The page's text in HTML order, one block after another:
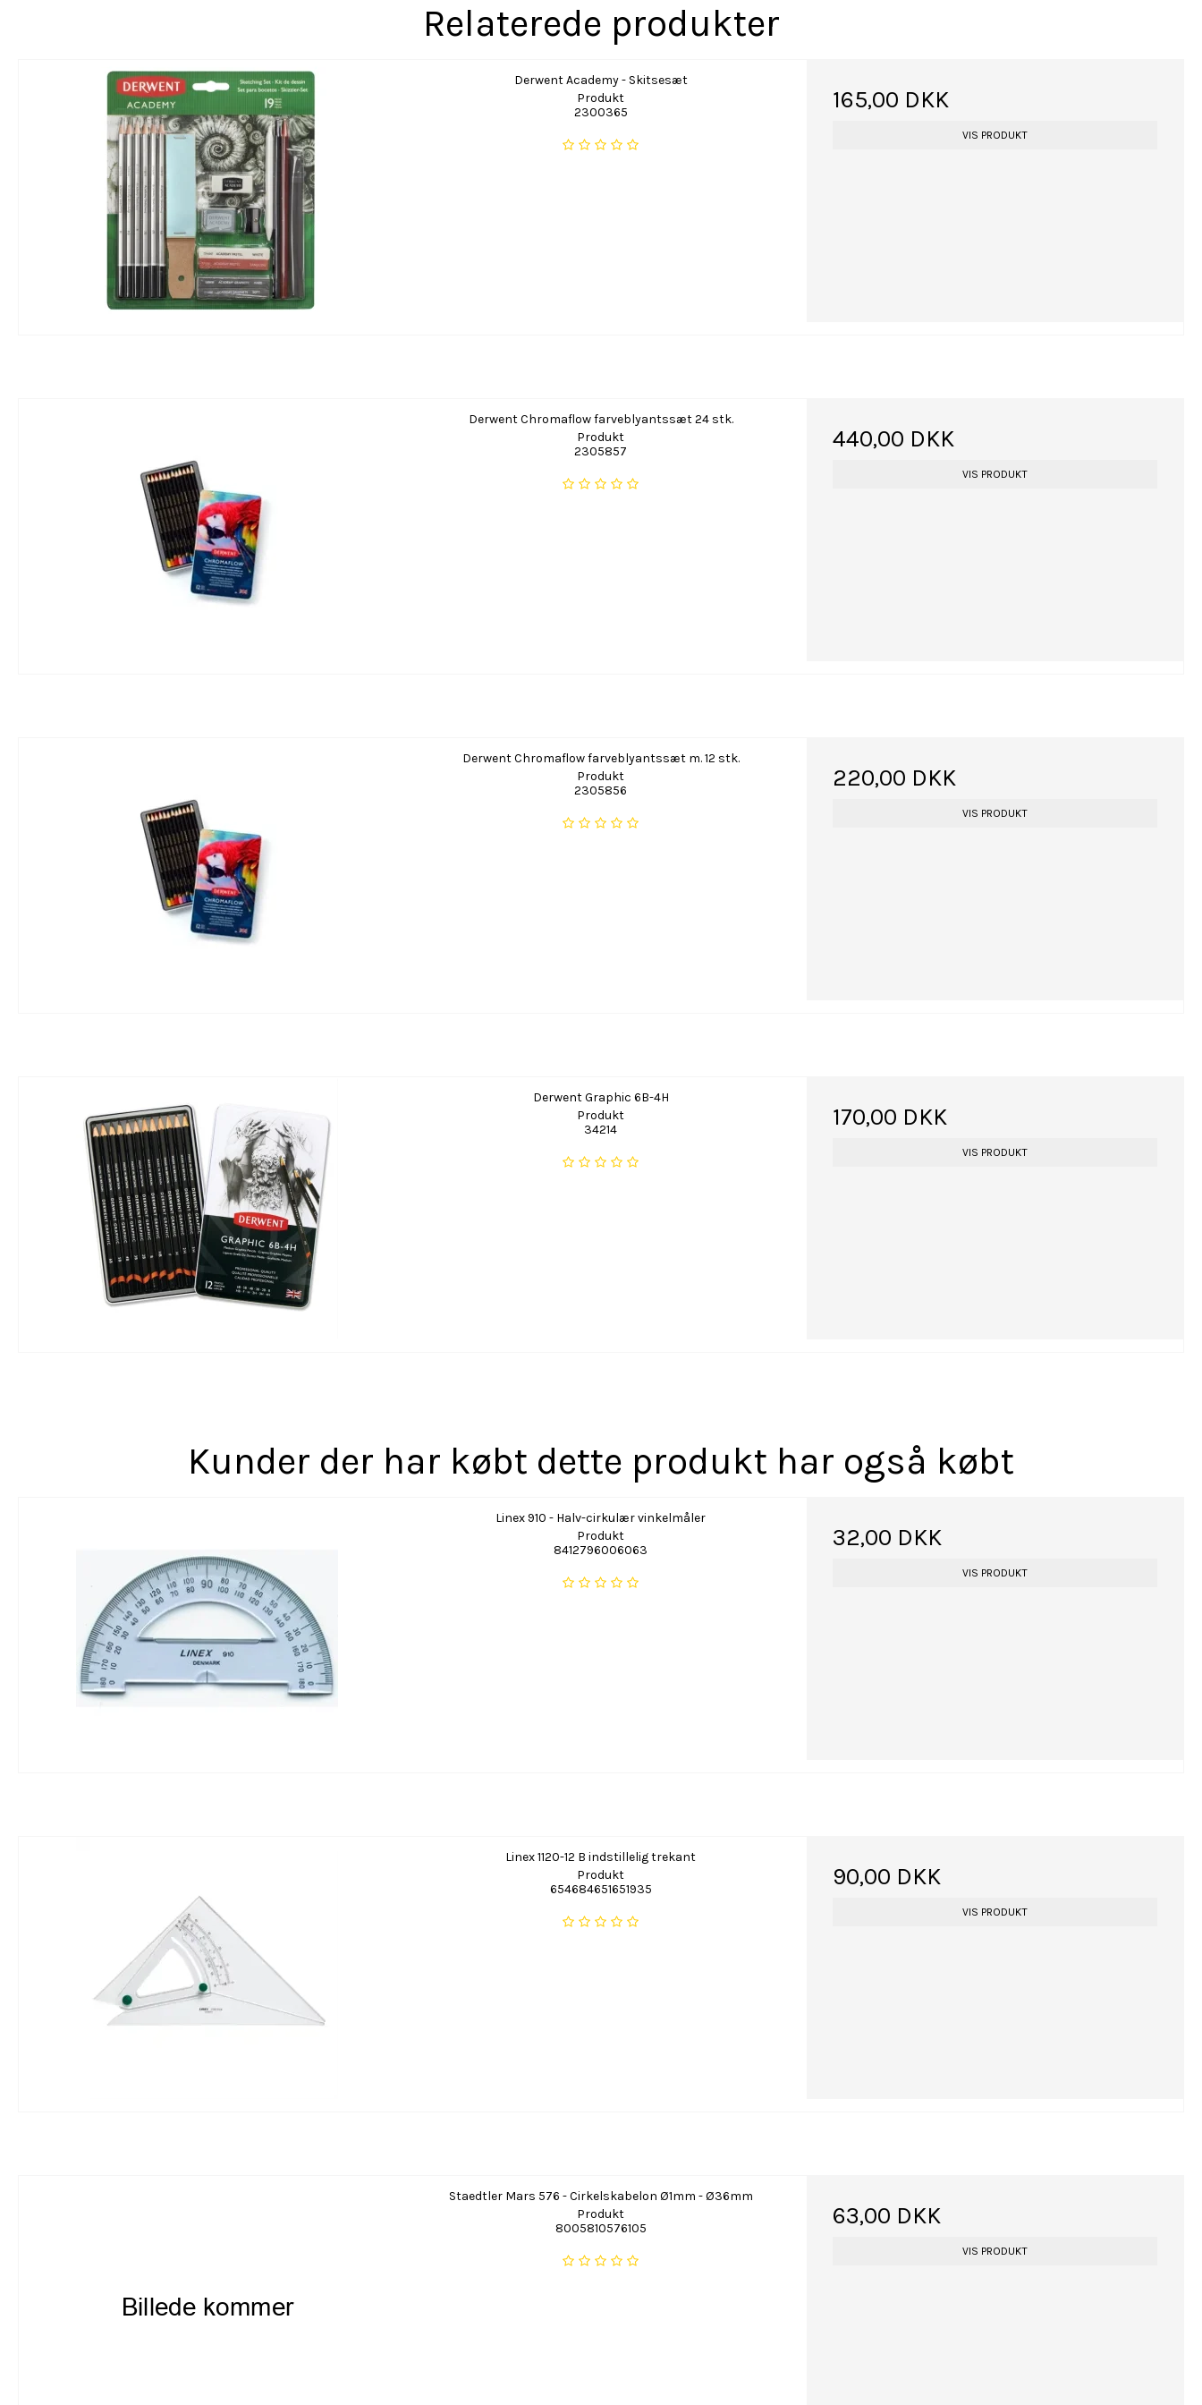
Relaterede produkter
Derwent Academy - Skitsesæt
Produkt
2300365
165,00 DKK
VIS PRODUKT
Derwent Chromaflow farveblyantssæt 24 stk.
Produkt
2305857
440,00 DKK
VIS PRODUKT
Derwent Chromaflow farveblyantssæt m. 12 stk.
Produkt
2305856
220,00 DKK
VIS PRODUKT
Derwent Graphic 6B-4H
Produkt
34214
170,00 DKK
VIS PRODUKT
Kunder der har købt dette produkt har også købt
Linex 910 - Halv-cirkulær vinkelmåler
Produkt
8412796006063
32,00 DKK
VIS PRODUKT
Linex 1120-12 B indstillelig trekant
Produkt
654684651651935
90,00 DKK
VIS PRODUKT
Staedtler Mars 576 - Cirkelskabelon Ø1mm - Ø36mm
Produkt
8005810576105
63,00 DKK
VIS PRODUKT